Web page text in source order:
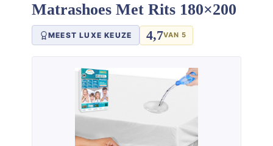
Matrashoes Met Rits 180×200
MEEST LUXE KEUZE 4,7VAN 5